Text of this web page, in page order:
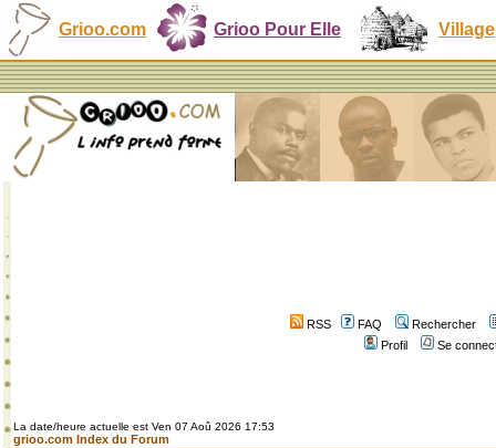
Grioo.com Grioo Pour Elle Village
RSS FAQ
Rechercher
Profil
Se
La date/heure actuelle est Ven 07 Aoû 2026 17:53
grioo.com Index du Forum